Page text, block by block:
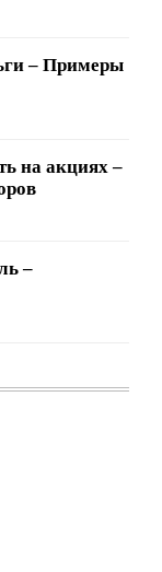
– Примеры
на акциях –
–